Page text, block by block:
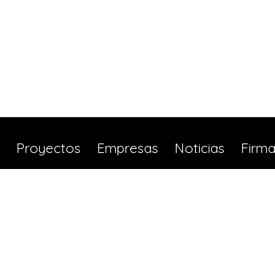
Proyectos Empresas Noticias